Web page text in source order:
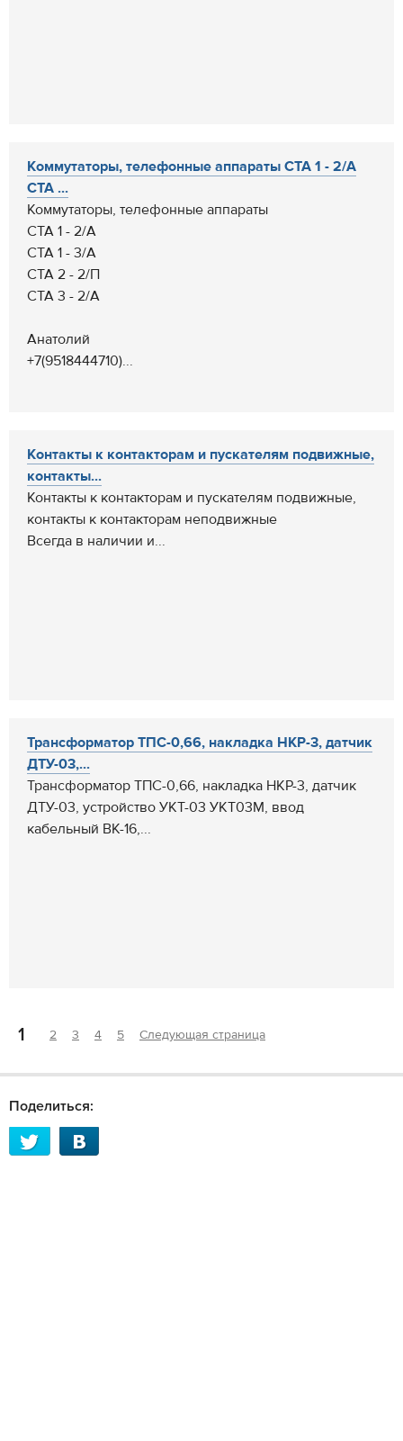
Коммутаторы, телефонные аппараты СТА 1 - 2/А
СТА ...
Коммутаторы, телефонные аппараты
СТА 1 - 2/А
СТА 1 - 3/А
СТА 2 - 2/П
СТА 3 - 2/А
Анатолий
+7(9518444710)...
Контакты к контакторам и пускателям подвижные,
контакты...
Контакты к контакторам и пускателям подвижные,
контакты к контакторам неподвижные
Всегда в наличии и...
Трансформатор ТПС-0,66, накладка НКР-3, датчик
ДТУ-03,...
Трансформатор ТПС-0,66, накладка НКР-3, датчик
ДТУ-03, устройство УКТ-03 УКТ03М, ввод
кабельный ВК-16,...
1 2 3 4 5 Следующая страница
Поделиться: